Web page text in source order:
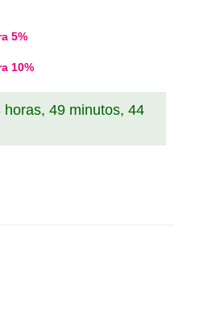
5%
10%
horas, 49 minutos, 43